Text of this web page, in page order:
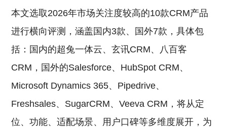
本文选取2026年市场关注度较高的10款CRM产品
进行横向评测，涵盖国内3款、国外7款，具体包
括：国内的超兔一体云、玄讯CRM、八百客
CRM，国外的Salesforce、HubSpot CRM、
Microsoft Dynamics 365、Pipedrive、
Freshsales、SugarCRM、Veeva CRM，将从定
位、功能、适配场景、用户口碑等多维度展开，为